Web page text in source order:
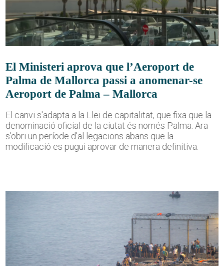
El Ministeri aprova que l’Aeroport de
Palma de Mallorca passi a anomenar-se
Aeroport de Palma – Mallorca
El canvi s'adapta a la Llei de capitalitat, que fixa que la
denominació oficial de la ciutat és només Palma. Ara
s'obri un període d'al·legacions abans que la
modificació es pugui aprovar de manera definitiva.